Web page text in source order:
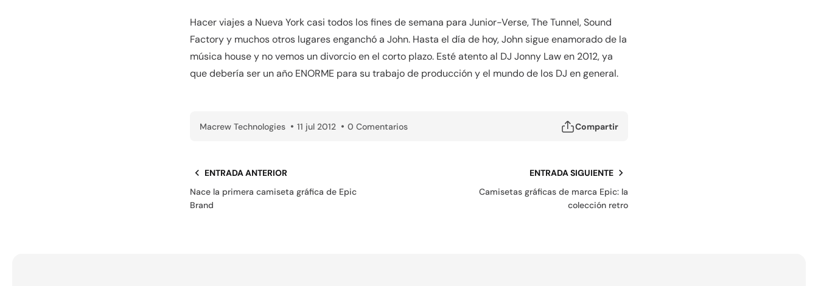
Hacer viajes a Nueva York casi todos los fines de semana para Junior-Verse, The Tunnel, Sound
Factory y muchos otros lugares enganchó a John. Hasta el día de hoy, John sigue enamorado de la
música house y no vemos un divorcio en el corto plazo. Esté atento al DJ Jonny Law en 2012, ya
que debería ser un año ENORME para su trabajo de producción y el mundo de los DJ en general.
Macrew Technologies 11 jul 2012 0 Comentarios Compartir
ENTRADA ANTERIOR
Nace la primera camiseta gráfica de Epic
Brand
ENTRADA SIGUIENTE
Camisetas gráficas de marca Epic: la
colección retro